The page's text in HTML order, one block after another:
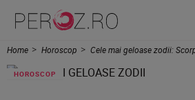
Home Horoscop Cele mai geloase zodii: Scorpionul,
HOROSCOP